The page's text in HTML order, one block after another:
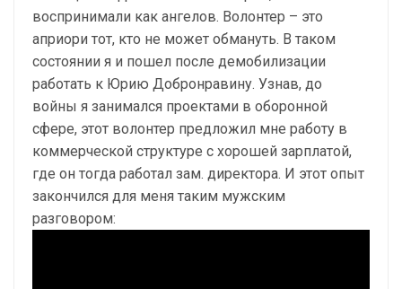
воспринимали как ангелов. Волонтер – это
априори тот, кто не может обмануть. В таком
состоянии я и пошел после демобилизации
работать к Юрию Добронравину. Узнав, до
войны я занимался проектами в оборонной
сфере, этот волонтер предложил мне работу в
коммерческой структуре с хорошей зарплатой,
где он тогда работал зам. директора. И этот опыт
закончился для меня таким мужским
разговором: